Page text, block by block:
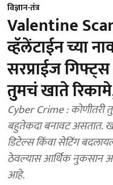
विज्ञान-तंत्र
Valentine
व्हॅलेंटाईन च्या
सरप्राईज
तुमचं खाते
Cyber Crime :
बहुतेकदा बनावट असतात.
डिटेल्स किंवा सेटिंग
ठेवल्यास आर्थिक नुकसान
आहे.